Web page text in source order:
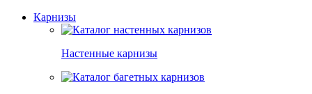
Карнизы
Настенные карнизы